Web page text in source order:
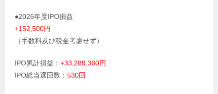
●2026年度IPO損益
+152,500円
（手数料及び税金考慮せず）
IPO累計損益： +33,289,300円
IPO総当選回数： 530回